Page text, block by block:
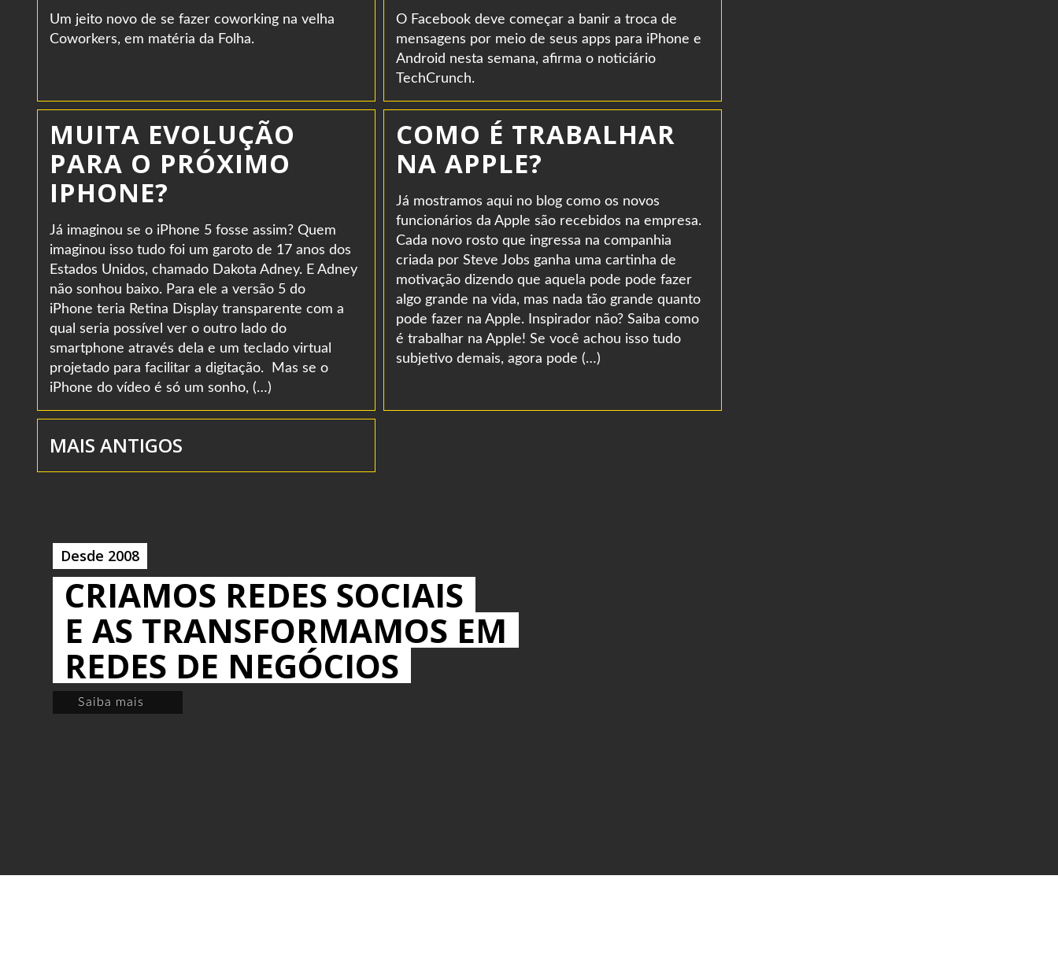
Um jeito novo de se fazer coworking na velha
Coworkers, em matéria da Folha.
O Facebook deve começar a banir a troca de
mensagens por meio de seus apps para iPhone e
Android nesta semana, afirma o noticiário
TechCrunch.
MUITA EVOLUÇÃO
PARA O PRÓXIMO
IPHONE?
Já imaginou se o iPhone 5 fosse assim? Quem
imaginou isso tudo foi um garoto de 17 anos dos
Estados Unidos, chamado Dakota Adney. E Adney
não sonhou baixo. Para ele a versão 5 do
iPhone teria Retina Display transparente com a
qual seria possível ver o outro lado do
smartphone através dela e um teclado virtual
projetado para facilitar a digitação. Mas se o
iPhone do vídeo é só um sonho, (…)
COMO É TRABALHAR
NA APPLE?
Já mostramos aqui no blog como os novos
funcionários da Apple são recebidos na empresa.
Cada novo rosto que ingressa na companhia
criada por Steve Jobs ganha uma cartinha de
motivação dizendo que aquela pode pode fazer
algo grande na vida, mas nada tão grande quanto
pode fazer na Apple. Inspirador não? Saiba como
é trabalhar na Apple! Se você achou isso tudo
subjetivo demais, agora pode (…)
MAIS ANTIGOS
Desde 2008
CRIAMOS REDES SOCIAIS
E AS TRANSFORMAMOS EM
REDES DE NEGÓCIOS
Saiba mais